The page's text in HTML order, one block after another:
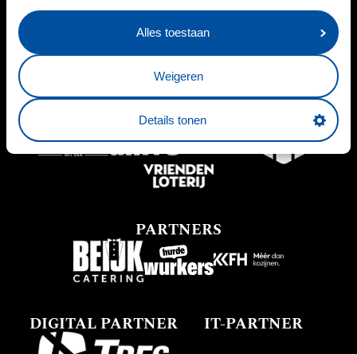
Alles toestaan
Weigeren
Details tonen
BUSINESSPARTNERS
PARTNERS
DIGITAL PARTNER IT-PARTNER